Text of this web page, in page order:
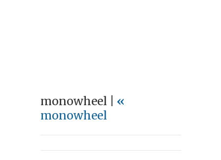
monowheel | «
monowheel